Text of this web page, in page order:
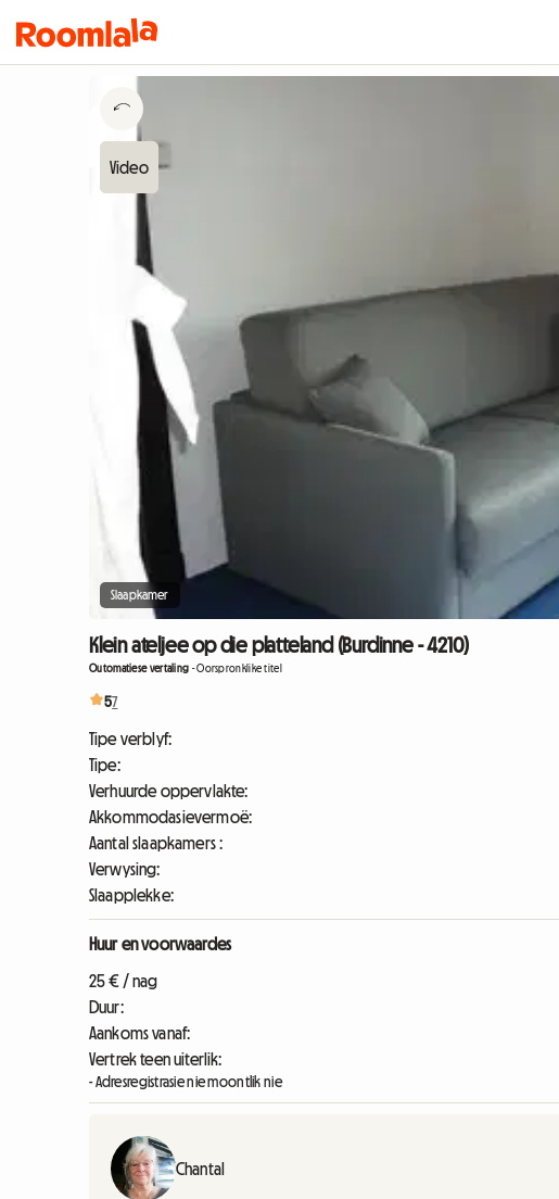
Slaapkamer
Klein ateljee op die platteland (Burdinne - 4210)
Outomatiese vertaling -Oorspronklike titel
57
Tipe verblyf:
Tipe:
Verhuurde oppervlakte:
Akkommodasievermoë:
Aantal slaapkamers :
Verwysing:
Slaapplekke:
Huur en voorwaardes
25 € / nag
Duur:
Aankoms vanaf:
Vertrek teen uiterlik:
- Adresregistrasie nie moontlik nie
Chantal